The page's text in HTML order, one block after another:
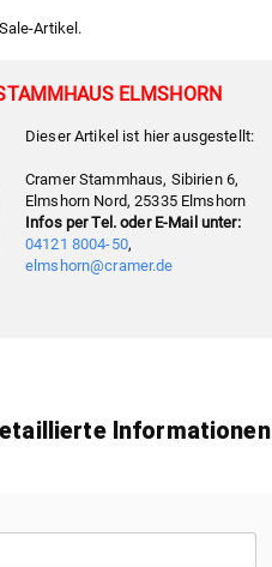
Artikel.
ELMSHORN
Dieser Artikel ist hier ausgestellt:
Cramer Stammhaus, Sibirien 6,
Elmshorn Nord, 25335 Elmshorn
Infos per Tel. oder E-Mail unter:
04121 8004-50,
elmshorn@cramer.de
Informationen